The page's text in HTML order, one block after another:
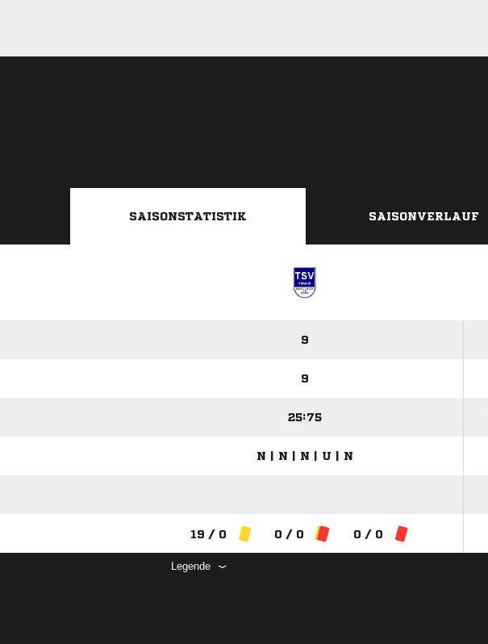
SAISONSTATISTIK SAISONVERLAUF
9
9
25:75
N | N | N | U | N
19 / 0 0 / 0 0 / 0
Legende